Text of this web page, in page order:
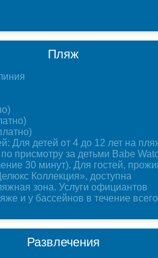
Пляж
Для детей от 4 до 12 лет на
по присмотру за детьми Babe
30 минут). Для гостей,
Коллекция», доступна
зона. Услуги официантов
и у бассейнов в течение
Развлечения